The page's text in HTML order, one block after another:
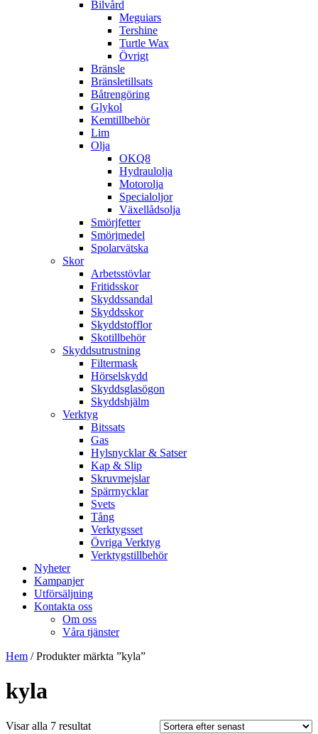
Bilvård
Meguiars
Tershine
Turtle Wax
Övrigt
Bränsle
Bränsletillsats
Båtrengöring
Glykol
Kemtillbehör
Lim
Olja
OKQ8
Hydraulolja
Motorolja
Specialoljor
Växellådsolja
Smörjfetter
Smörjmedel
Spolarvätska
Skor
Arbetsstövlar
Fritidsskor
Skyddssandal
Skyddsskor
Skyddstofflor
Skotillbehör
Skyddsutrustning
Filtermask
Hörselskydd
Skyddsglasögon
Skyddshjälm
Verktyg
Bitssats
Gas
Hylsnycklar & Satser
Kap & Slip
Skruvmejslar
Spärrnycklar
Svets
Tång
Verktygsset
Övriga Verktyg
Verktygstillbehör
Nyheter
Kampanjer
Utförsäljning
Kontakta oss
Om oss
Våra tjänster
Hem / Produkter märkta ”kyla”
kyla
Visar alla 7 resultatSortera